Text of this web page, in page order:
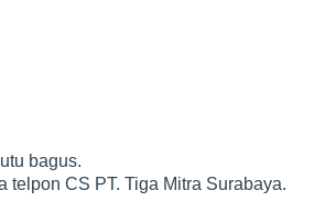
bagus.
telpon CS PT. Tiga Mitra Surabaya.